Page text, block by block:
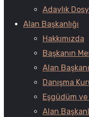
Adaylık
Alan Başkanlığı
Hakkımızda
Başkanın
Alan
Danışma
Eşgüdüm
Alan